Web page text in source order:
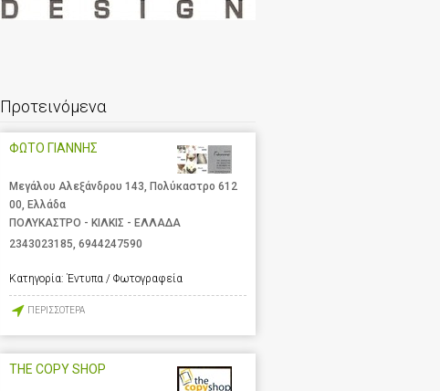
Προτεινόμενα
ΦΩΤΟ ΓΙΑΝΝΗΣ
Μεγάλου Αλεξάνδρου 143, Πολύκαστρο 612
00, Ελλάδα
ΠΟΛΥΚΑΣΤΡΟ - ΚΙΛΚΙΣ - ΕΛΛΑΔΑ
2343023185 6944247590
Κατηγορία: Έντυπα / Φωτογραφεία
ΠΕΡΙΣΣΟΤΕΡΑ
THE COPY SHOP